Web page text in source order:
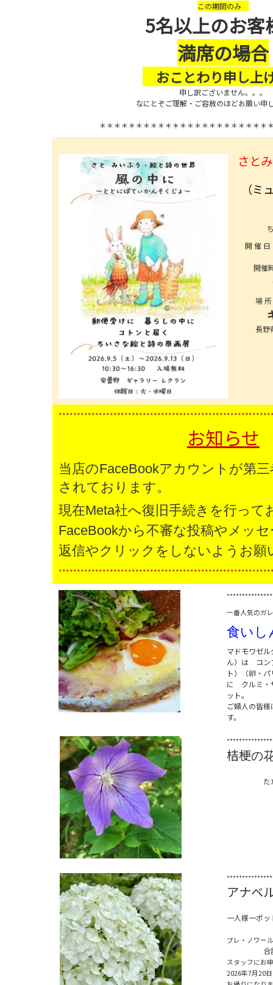
この期間のみ
5名以上のお客
満席の場合
おことわり申し上
申し訳ございません。。。
なにとぞご理解・ご容赦のほどお願い申
＊＊＊＊＊＊＊＊＊＊＊＊＊＊＊＊＊＊＊＊＊＊＊
さと
（ミ
開 催 日
開催
場
長野
お知らせ
当店のFaceBookアカウントが第
されております。
現在Meta社へ復旧手続きを行って
FaceBookから不審な投稿やメッ
返信やクリックをしないようお願
一番人気のガ
食いし
マドモワゼ
ん）は コン
ト）（卵・
に クルミ・
ット。
ご婦人の皆
す。
桔梗の
ただいま
アナベ
一人様一ポ
ブレ・ノワー
合計
スタッフにお
2026年7月20